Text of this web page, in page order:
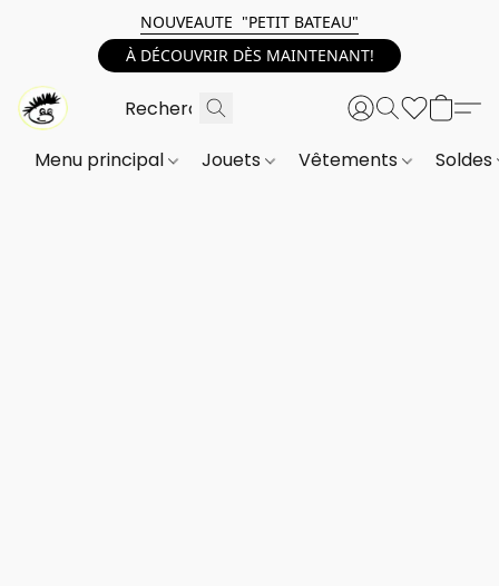
NOUVEAUTE "PETIT BATEAU"
À DÉCOUVRIR DÈS MAINTENANT!
Menu principal Jouets Vêtements Soldes